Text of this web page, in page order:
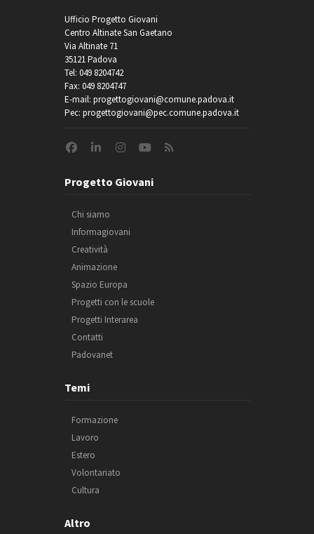
Ufficio Progetto Giovani
Centro Altinate San Gaetano
Via Altinate 71
35121 Padova
Tel: 049 8204742
Fax: 049 8204747
E-mail: progettogiovani@comune.padova.it
Pec: progettogiovani@pec.comune.padova.it
Progetto Giovani
Chi siamo
Informagiovani
Creatività
Animazione
Spazio Europa
Progetti con le scuole
Progetti Interarea
Contatti
Padovanet
Temi
Formazione
Lavoro
Estero
Volontariato
Cultura
Altro